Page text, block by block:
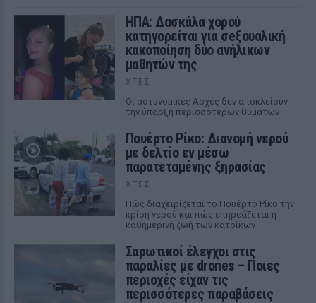
ΗΠΑ: Δασκάλα χορού
κατηγορείται για σeξουαλική
κακοποίηση δύο ανήλικων
μαθητών της
ΧΤΕΣ
Οι αστυνομικές Αρχές δεν αποκλείουν
την ύπαρξη περισσότερων θυμάτων
Πουέρτο Ρίκο: Διανομή νερού
με δελτίο εν μέσω
παρατεταμένης ξηρασίας
ΧΤΕΣ
Πώς διαχειρίζεται το Πουέρτο Ρίκο την
κρίση νερού και πώς επηρεάζεται η
καθημερινή ζωή των κατοίκων
Σαρωτικοί έλεγχοι στις
παραλίες με drones – Ποιες
περιοχές είχαν τις
περισσότερες παραβάσεις